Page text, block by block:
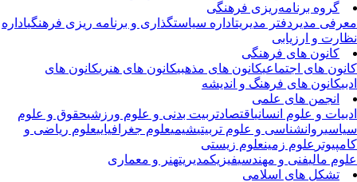
گروه برنامه‌ریزی فرهنگی
مدیردفتر مدیریت اداره سیاستگذاری و برنامه ریزی فرهنگیاداره
و ارزیابی
کانون های فرهنگی
های اجتماعیکانون های مذهبیکانون های هنریکانون های
کانون های فرهنگ و اندیشه
انجمن های علمی
و علوم انسانیاقتصادتربیت بدنی و علوم ورزشیحقوق و علوم
روانشناسی و علوم تربیتیشیمیعلوم جغرافیاییعلوم ریاضی و
علوم زمینعلوم زیستی
مالیفنی و مهندسیفیزیکمدیریت هنر و معماری
تشکل های اسلامی